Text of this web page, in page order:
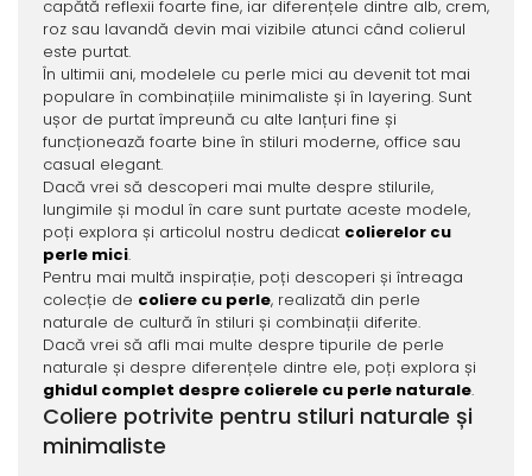
capătă reflexii foarte fine, iar diferențele dintre alb, crem,
roz sau lavandă devin mai vizibile atunci când colierul
este purtat.
În ultimii ani, modelele cu perle mici au devenit tot mai
populare în combinațiile minimaliste și în layering. Sunt
ușor de purtat împreună cu alte lanțuri fine și
funcționează foarte bine în stiluri moderne, office sau
casual elegant.
Dacă vrei să descoperi mai multe despre stilurile,
lungimile și modul în care sunt purtate aceste modele,
poți explora și articolul nostru dedicat colierelor cu
perle mici.
Pentru mai multă inspirație, poți descoperi și întreaga
colecție de coliere cu perle, realizată din perle
naturale de cultură în stiluri și combinații diferite.
Dacă vrei să afli mai multe despre tipurile de perle
naturale și despre diferențele dintre ele, poți explora și
ghidul complet despre colierele cu perle naturale.
Coliere potrivite pentru stiluri naturale și
minimaliste